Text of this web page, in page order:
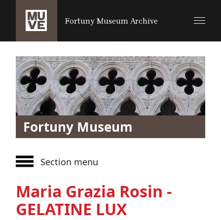
SALTA AL CONTENUTO PRINCIPALE
Fortuny Museum Archive
Fortuny Museum
Section menu
Maria Grazia Rosin -
GELATINE LUX